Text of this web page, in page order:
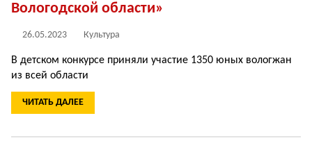
Вологодской области»
26.05.2023 Культура
В детском конкурсе приняли участие 1350 юных вологжан
из всей области
ЧИТАТЬ ДАЛЕЕ